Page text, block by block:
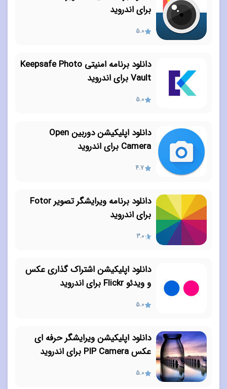
برای اندروید
5.0
دانلود برنامه امنیتی Keepsafe Photo
Vault برای اندروید
5.0
دانلود اپلیکیشن دوربین Open
Camera برای اندروید
4.7
دانلود برنامه ویرایشگر تصویر Fotor
برای اندروید
3.0
دانلود اپلیکیشن اشتراک گذاری عکس
و ویدئو Flickr برای اندروید
5.0
دانلود اپلیکیشن ویرایشگر حرفه ای
عکس PIP Camera برای اندروید
5.0